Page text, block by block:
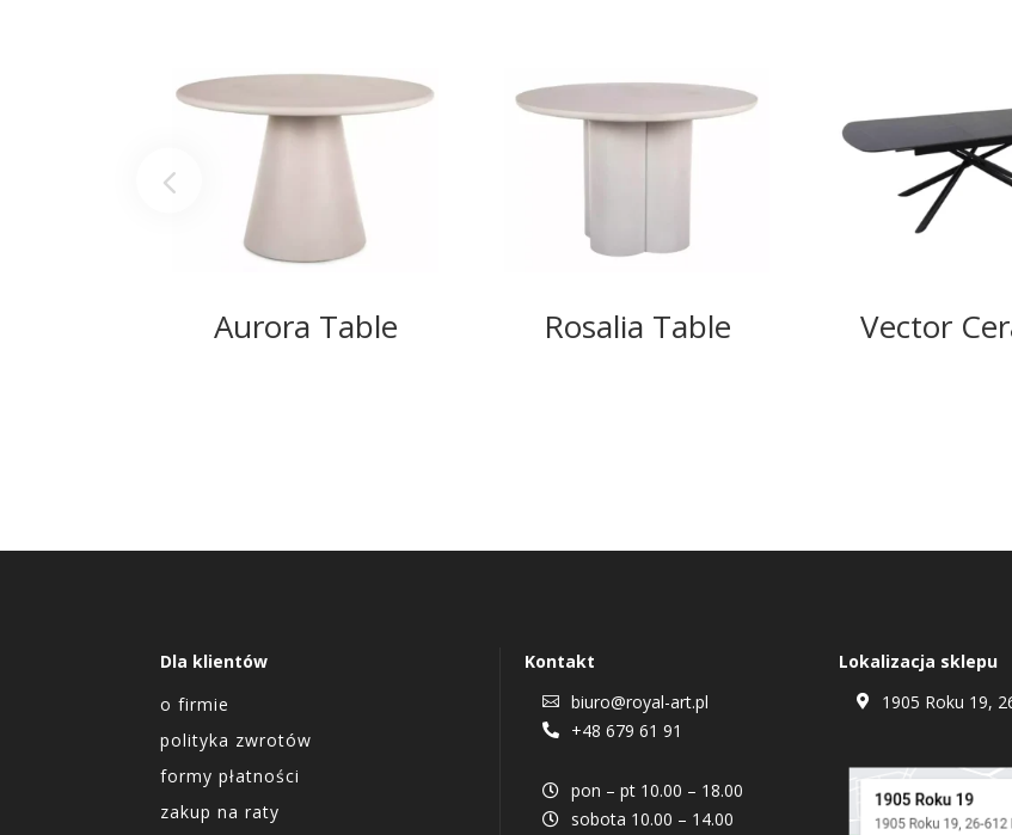
Aurora Table Rosalia Table Vector
Dla klientów
o firmie
polityka zwrotów
formy płatności
zakup na raty
Kontakt
 biuro@royal-art.pl
 +48 679 61 91
 pon – pt 10.00 – 18.00
 sobota 10.00 – 14.00
Lokalizacja sklepu
 1905 Roku 19,